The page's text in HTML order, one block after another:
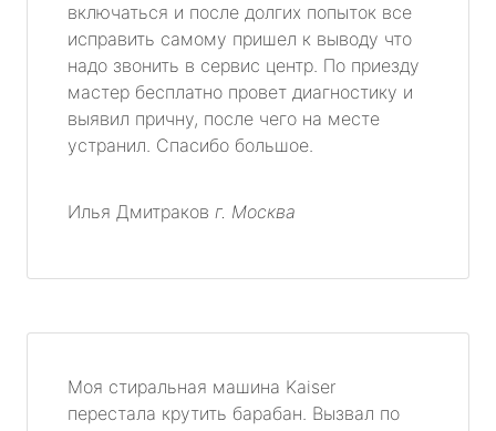
включаться и после долгих попыток все
исправить самому пришел к выводу что
надо звонить в сервис центр. По приезду
мастер бесплатно провет диагностику и
выявил причну, после чего на месте
устранил. Спасибо большое.
Илья Дмитраков г. Москва
Моя стиральная машина Kaiser
перестала крутить барабан. Вызвал по